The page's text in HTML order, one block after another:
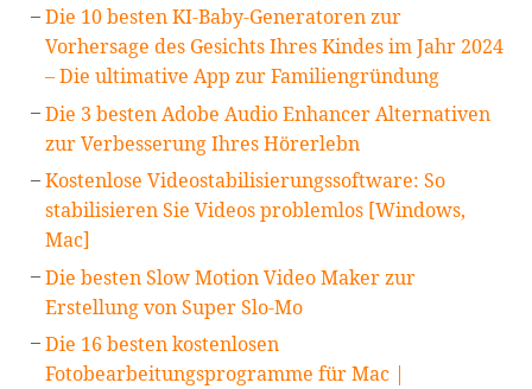
Die 10 besten KI-Baby-Generatoren zur
Vorhersage des Gesichts Ihres Kindes im Jahr 2024
– Die ultimative App zur Familiengründung
Die 3 besten Adobe Audio Enhancer Alternativen
zur Verbesserung Ihres Hörerlebn
Kostenlose Videostabilisierungssoftware: So
stabilisieren Sie Videos problemlos [Windows,
Mac]
Die besten Slow Motion Video Maker zur
Erstellung von Super Slo-Mo
Die 16 besten kostenlosen
Fotobearbeitungsprogramme für Mac |